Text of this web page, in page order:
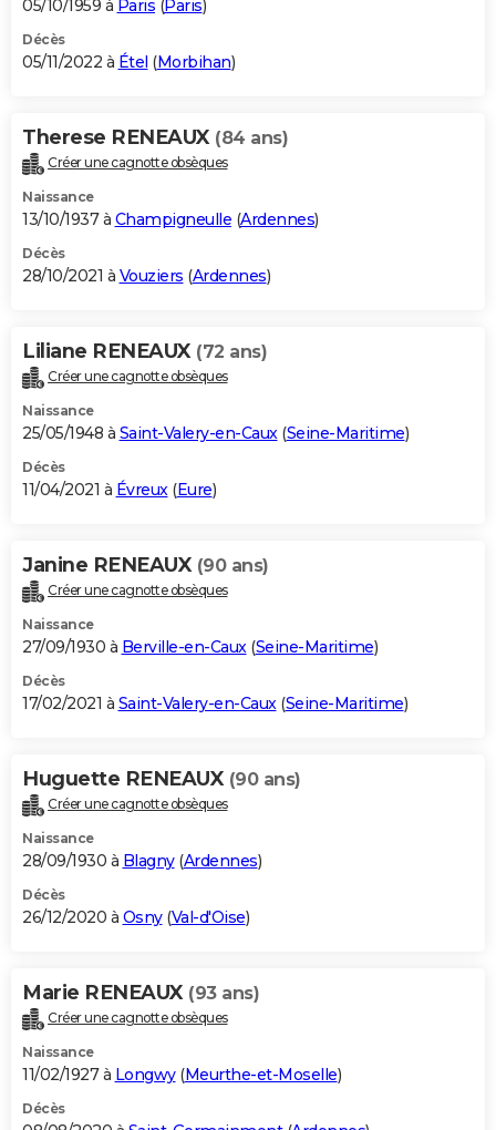
05/10/1959 à Paris (Paris)
Décès
05/11/2022 à Étel (Morbihan)
Therese RENEAUX (84 ans)
Créer une cagnotte obsèques
Naissance
13/10/1937 à Champigneulle (Ardennes)
Décès
28/10/2021 à Vouziers (Ardennes)
Liliane RENEAUX (72 ans)
Créer une cagnotte obsèques
Naissance
25/05/1948 à Saint-Valery-en-Caux(Seine-Maritime)
Décès
11/04/2021 à Évreux(Eure)
Janine RENEAUX (90 ans)
Créer une cagnotte obsèques
Naissance
27/09/1930 à Berville-en-Caux(Seine-Maritime)
Décès
17/02/2021 à Saint-Valery-en-Caux(Seine-Maritime)
Huguette RENEAUX (90 ans)
Créer une cagnotte obsèques
Naissance
28/09/1930 à Blagny(Ardennes)
Décès
26/12/2020 à Osny(Val-d'Oise)
Marie RENEAUX (93 ans)
Créer une cagnotte obsèques
Naissance
11/02/1927 à Longwy(Meurthe-et-Moselle)
Décès